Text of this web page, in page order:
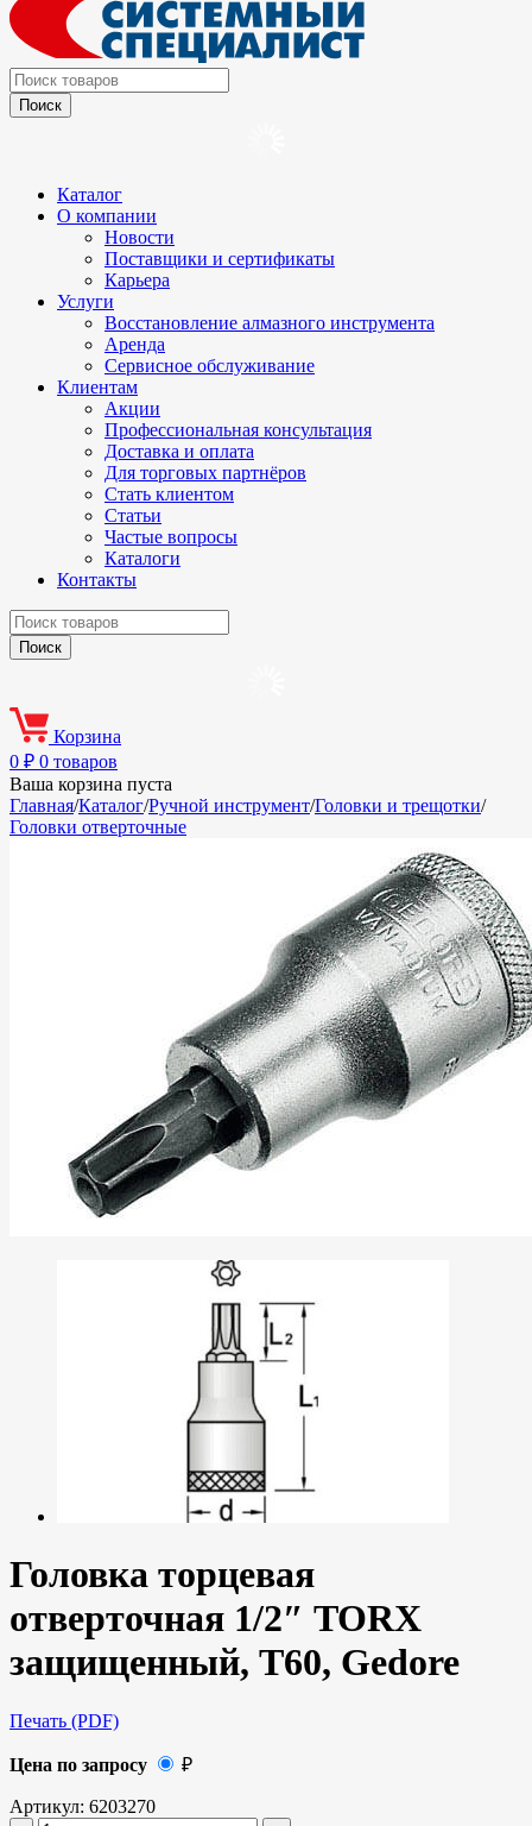
Каталог
О компании
Новости
Поставщики и сертификаты
Карьера
Услуги
Восстановление алмазного инструмента
Аренда
Сервисное обслуживание
Клиентам
Акции
Профессиональная консультация
Доставка и оплата
Для торговых партнёров
Стать клиентом
Статьи
Частые вопросы
Каталоги
Контакты
Корзина
0 ₽ 0 товаров
Ваша корзина пуста
Главная/Каталог/Ручной инструмент/Головки и трещотки/
Головки отверточные
Головка торцевая
отверточная 1/2″ TORX
защищенный, T60, Gedore
Печать (PDF)
Цена по запросу ₽
Артикул: 6203270